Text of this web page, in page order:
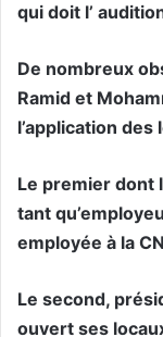
qui doit l’
De nombreux
Ramid et
l’application
Le premier dont
tant
employée à la
Le second,
ouvert ses